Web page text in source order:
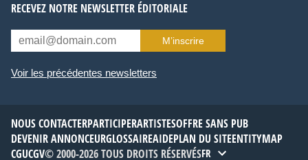
RECEVEZ NOTRE NEWSLETTER ÉDITORIALE
M’inscrire
Voir les précédentes newsletters
NOUS CONTACTERPARTICIPERARTISTESOFFRE SANS PUB
DEVENIR ANNONCEURGLOSSAIREAIDEPLAN DU SITEENTITYMAP
CGUCGV© 2000-2026 TOUS DROITS RÉSERVÉSFR